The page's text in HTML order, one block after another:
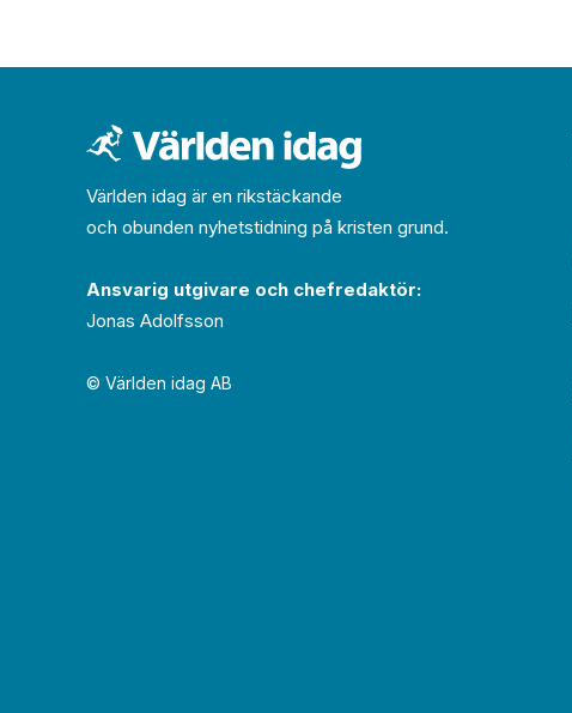
Världen idag är en rikstäckande
och obunden nyhets­­­tidning på kristen grund.
Ansvarig utgivare och chef­redaktör:
Jonas Adolfsson
© Världen idag AB